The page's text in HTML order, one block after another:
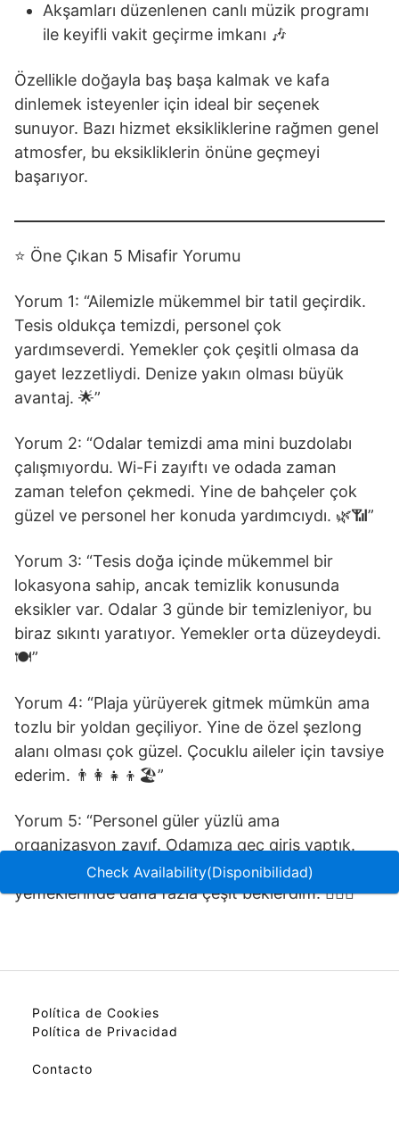
Akşamları düzenlenen canlı müzik programı
ile keyifli vakit geçirme imkanı 🎶
Özellikle doğayla baş başa kalmak ve kafa
dinlemek isteyenler için ideal bir seçenek
sunuyor. Bazı hizmet eksikliklerine rağmen genel
atmosfer, bu eksikliklerin önüne geçmeyi
başarıyor.
⭐ Öne Çıkan 5 Misafir Yorumu
Yorum 1: “Ailemizle mükemmel bir tatil geçirdik.
Tesis oldukça temizdi, personel çok
yardımseverdi. Yemekler çok çeşitli olmasa da
gayet lezzetliydi. Denize yakın olması büyük
avantaj. 🌟”
Yorum 2: “Odalar temizdi ama mini buzdolabı
çalışmıyordu. Wi-Fi zayıftı ve odada zaman
zaman telefon çekmedi. Yine de bahçeler çok
güzel ve personel her konuda yardımcıydı. 🌿📶”
Yorum 3: “Tesis doğa içinde mükemmel bir
lokasyona sahip, ancak temizlik konusunda
eksikler var. Odalar 3 günde bir temizleniyor, bu
biraz sıkıntı yaratıyor. Yemekler orta düzeydeydi.
🍽️”
Yorum 4: “Plaja yürüyerek gitmek mümkün ama
tozlu bir yoldan geçiliyor. Yine de özel şezlong
alanı olması çok güzel. Çocuklu aileler için tavsiye
ederim. 👨‍👩‍👧‍👦🏖️”
Yorum 5: “Personel güler yüzlü ama
organizasyon zayıf. Odamıza geç giriş yaptık.
Havuz temizdi, ancak kahvaltı ve akşam
yemeklerinde daha fazla çeşit beklerdim. 🏊‍♀️🍳”
Política de Cookies
Política de Privacidad
Contacto
Check Availability(Disponibilidad)